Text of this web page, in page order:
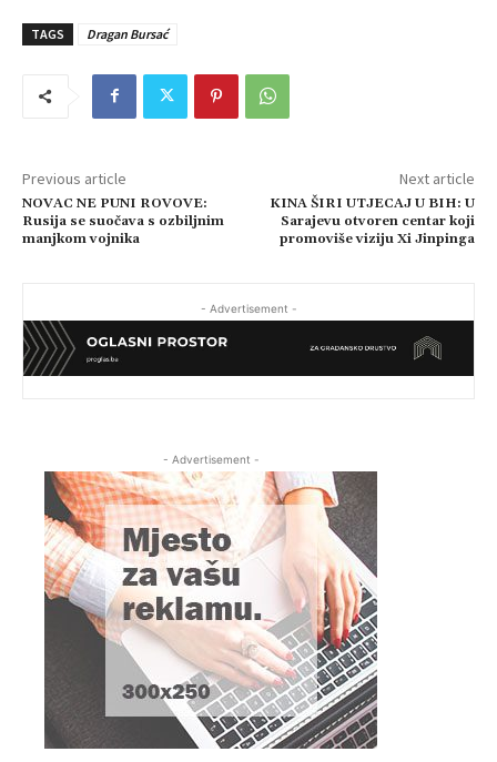
TAGS Dragan Bursać
Previous article
NOVAC NE PUNI ROVOVE:
Rusija se suočava s ozbiljnim
manjkom vojnika
Next article
KINA ŠIRI UTJECAJ U BIH: U
Sarajevu otvoren centar koji
promoviše viziju Xi Jinpinga
- Advertisement -
- Advertisement -